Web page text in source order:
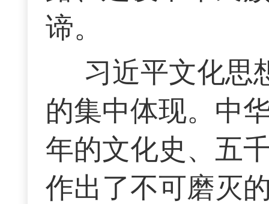
谛。
习近平文化思
的集中体现。中
年的文化史、五
作出了不可磨灭